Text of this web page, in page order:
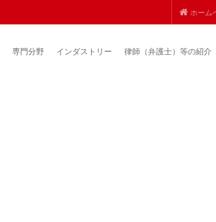
ホーム
専門分野 インダストリー 律師（弁護士）等の紹介